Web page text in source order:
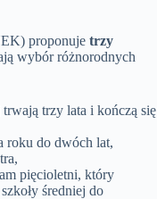
proponuje trzy
wybór różnorodnych
trzy lata i kończą się
roku do dwóch lat,
pięcioletni, który
średniej do